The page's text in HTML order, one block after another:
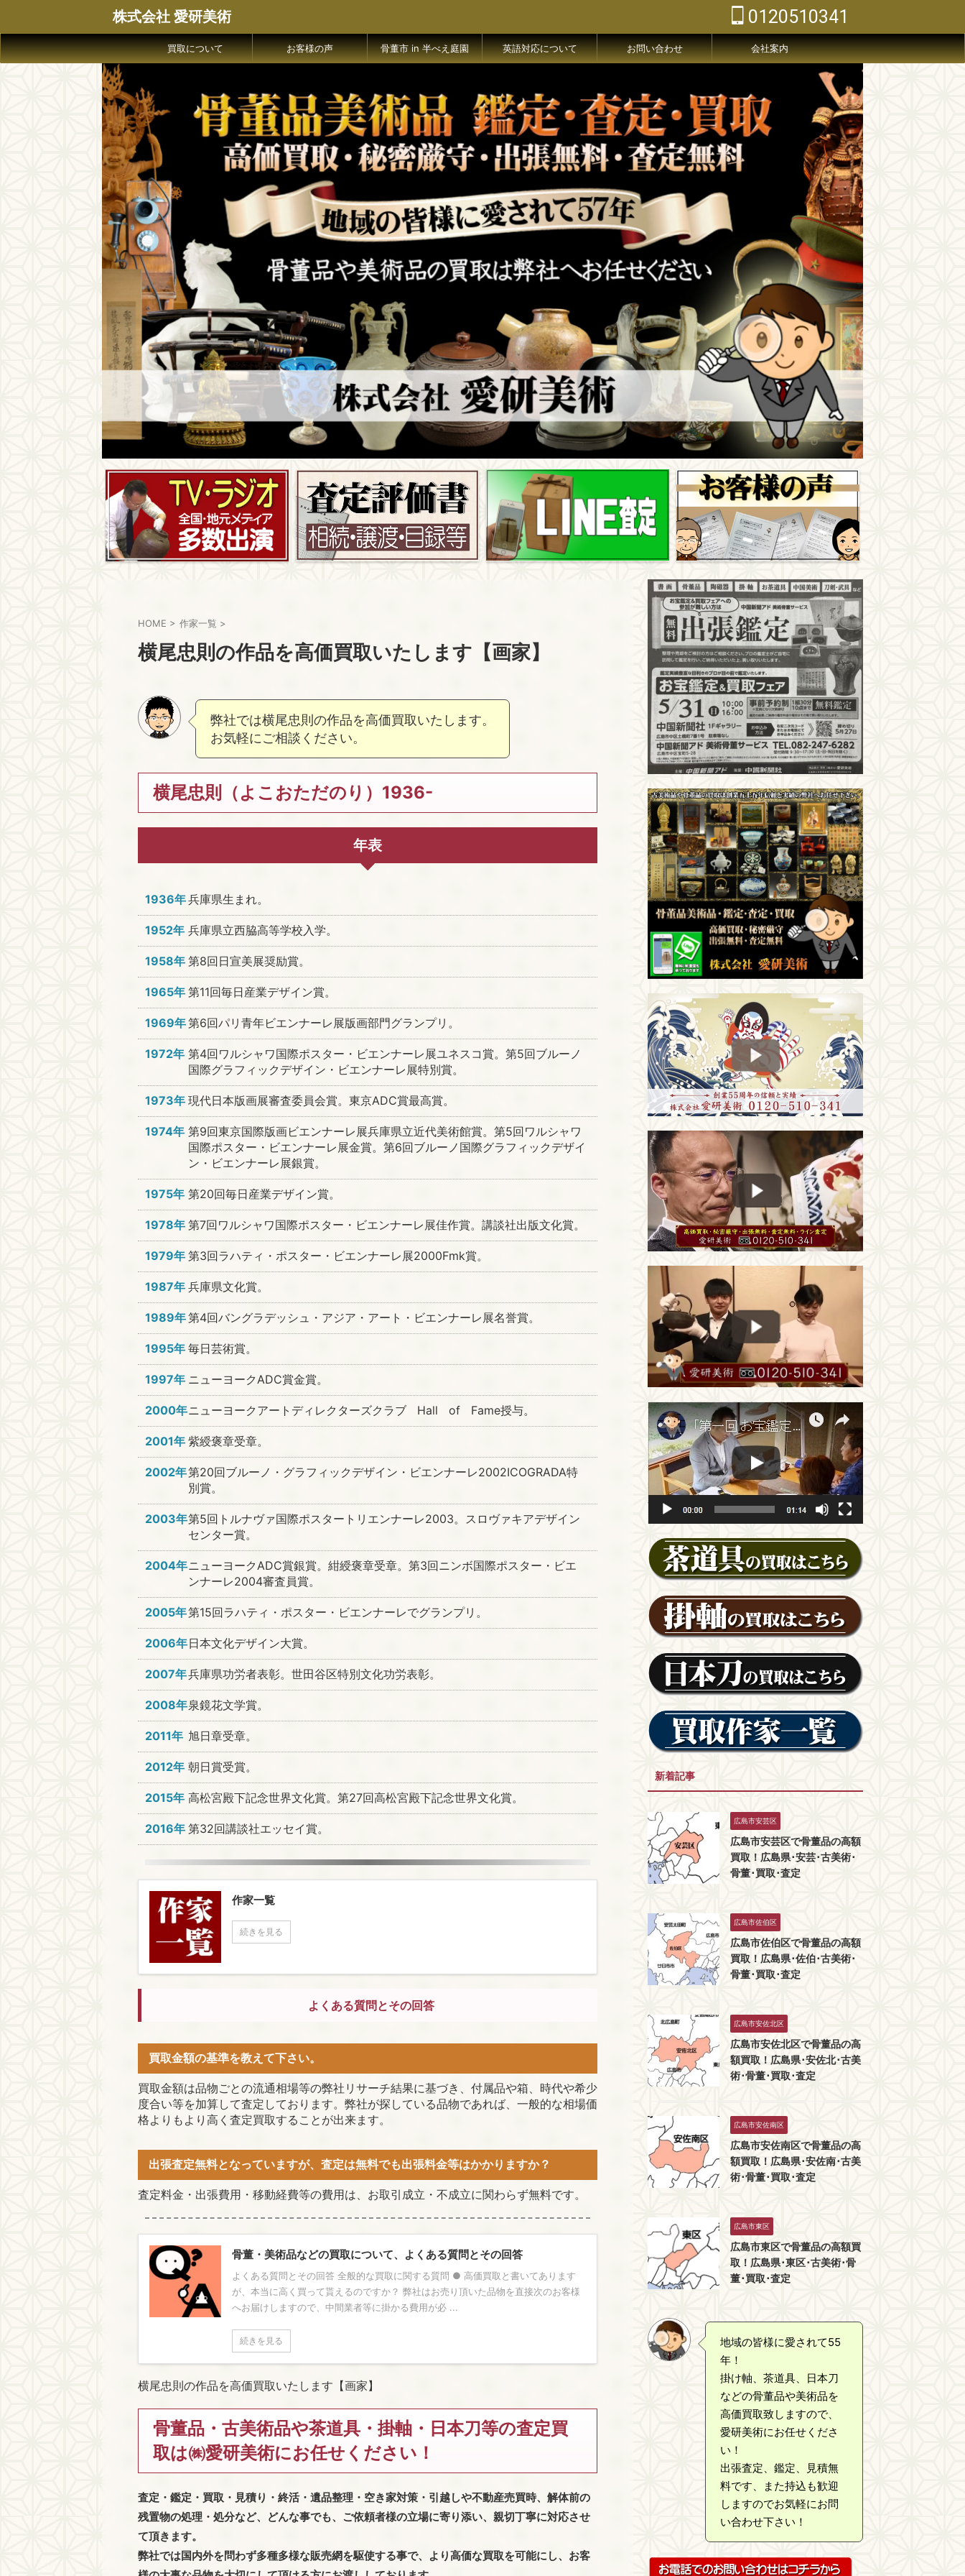
株式会社 愛研美術 0120510341
買取について お客様の声 骨董市 in 半べえ庭園 英語対応について お問い合わせ 会社案内
HOME > 作家一覧 >
横尾忠則の作品を高価買取いたします【画家】
弊社では横尾忠則の作品を高価買取いたします。
お気軽にご相談ください。
横尾忠則（よこおただのり）1936-
年表
1936年兵庫県生まれ。
1952年 兵庫県立西脇高等学校入学。
1958年 第8回日宣美展奨励賞。
1965年 第11回毎日産業デザイン賞。
1969年第6回パリ青年ビエンナーレ展版画部門グランプリ。
1972年 第4回ワルシャワ国際ポスター・ビエンナーレ展ユネスコ賞。第5回ブルーノ
国際グラフィックデザイン・ビエンナーレ展特別賞。
1973年 現代日本版画展審査委員会賞。東京ADC賞最高賞。
1974年 第9回東京国際版画ビエンナーレ展兵庫県立近代美術館賞。第5回ワルシャワ
国際ポスター・ビエンナーレ展金賞。第6回ブルーノ国際グラフィックデザイ
ン・ビエンナーレ展銀賞。
1975年 第20回毎日産業デザイン賞。
1978年 第7回ワルシャワ国際ポスター・ビエンナーレ展佳作賞。講談社出版文化賞。
1979年 第3回ラハティ・ポスター・ビエンナーレ展2000Fmk賞。
1987年 兵庫県文化賞。
1989年第4回バングラデッシュ・アジア・アート・ビエンナーレ展名誉賞。
1995年 毎日芸術賞。
1997年 ニューヨークADC賞金賞。
2000年ニューヨークアートディレクターズクラブ Hall of Fame授与。
2001年 紫綬褒章受章。
2002年第20回ブルーノ・グラフィックデザイン・ビエンナーレ2002ICOGRADA特
別賞。
2003年第5回トルナヴァ国際ポスタートリエンナーレ2003。スロヴァキアデザイン
センター賞。
2004年ニューヨークADC賞銀賞。紺綬褒章受章。第3回ニンボ国際ポスター・ビエ
ンナーレ2004審査員賞。
2005年第15回ラハティ・ポスター・ビエンナーレでグランプリ。
2006年日本文化デザイン大賞。
2007年兵庫県功労者表彰。世田谷区特別文化功労表彰。
2008年泉鏡花文学賞。
2011年 旭日章受章。
2012年 朝日賞受賞。
2015年 高松宮殿下記念世界文化賞。第27回高松宮殿下記念世界文化賞。
2016年 第32回講談社エッセイ賞。
作家一覧
続きを見る
よくある質問とその回答
買取金額の基準を教えて下さい。
買取金額は品物ごとの流通相場等の弊社リサーチ結果に基づき、付属品や箱、時代や希少
度合い等を加算して査定しております。弊社が探している品物であれば、一般的な相場価
格よりもより高く査定買取することが出来ます。
出張査定無料となっていますが、査定は無料でも出張料金等はかかりますか？
査定料金・出張費用・移動経費等の費用は、お取引成立・不成立に関わらず無料です。
骨董・美術品などの買取について、よくある質問とその回答
よくある質問とその回答 全般的な買取に関する質問 ● 高価買取と書いてあります
が、本当に高く買って貰えるのですか？ 弊社はお売り頂いた品物を直接次のお客様
へお届けしますので、中間業者等に掛かる費用が必 ...
続きを見る
横尾忠則の作品を高価買取いたします【画家】
骨董品・古美術品や茶道具・掛軸・日本刀等の査定買
取は㈱愛研美術にお任せください！
査定・鑑定・買取・見積り・終活・遺品整理・空き家対策・引越しや不動産売買時、解体前の
残置物の処理・処分など、どんな事でも、 ご依頼者様の立場に寄り添い、親切丁寧に対応させ
て頂きます。
弊社では国内外を問わず多種多様な販売網を駆使する事で、より高価な買取を可能にし、お客
新着記事
広島市安芸区
広島市安芸区で骨董品の高額
買取！広島県･安芸･古美術･
骨董･買取･査定
広島市佐伯区
広島市佐伯区で骨董品の高額
買取！広島県･佐伯･古美術･
骨董･買取･査定
広島市安佐北区
広島市安佐北区で骨董品の高
額買取！広島県･安佐北･古美
術･骨董･買取･査定
広島市安佐南区
広島市安佐南区で骨董品の高
額買取！広島県･安佐南･古美
術･骨董･買取･査定
広島市東区
広島市東区で骨董品の高額買
取！広島県･東区･古美術･骨
董･買取･査定
地域の皆様に愛されて55
年！
掛け軸、茶道具、日本刀
などの骨董品や美術品を
高価買取致しますので、
愛研美術にお任せくださ
い！
出張査定、鑑定、見積無
料です、また持込も歓迎
しますのでお気軽にお問
い合わせ下さい！